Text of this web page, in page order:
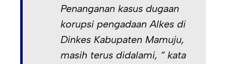
Penanganan kasus dugaan
korupsi pengadaan Alkes di
Dinkes Kabupaten Mamuju,
masih terus didalami, “ kata